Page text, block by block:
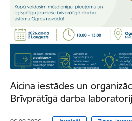
Aicina iestādes un
Brīvprātīgā darba